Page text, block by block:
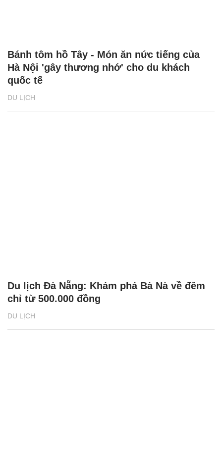
DU LỊCH
Bánh tôm hồ Tây - Món ăn nức tiếng của
Hà Nội 'gây thương nhớ' cho du khách
quốc tế
DU LỊCH
Du lịch Đà Nẵng: Khám phá Bà Nà về đêm
chỉ từ 500.000 đồng